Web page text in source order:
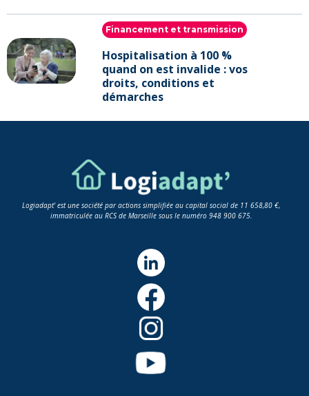
Financement et transmission
Hospitalisation à 100 %
quand on est invalide : vos
droits, conditions et
démarches
Logiadapt' est une société par actions simplifiée au capital social de 11 658,80 €,
immatriculée au RCS de Marseille sous le numéro 948 900 675.